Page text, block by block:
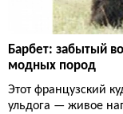
Барбет: забытый
модных пород
Этот французский
ульдога — живое